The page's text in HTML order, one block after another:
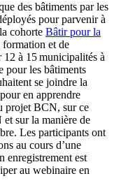
des bâtiments par les
pour parvenir à
cohorte Bâtir pour la
formation et de
12 à 15 municipalités à
pour les bâtiments
se joindre la
en apprendre
projet BCN, sur ce
et sur la manière de
Les participants ont
au cours d’une
enregistrement est
au webinaire en